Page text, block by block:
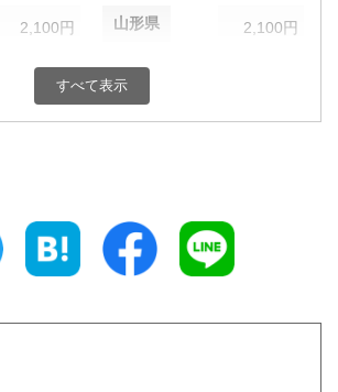
2,100円 山形県 2,100円
2,100円 茨城県
1,870円 群馬県 1,870円
1,870円 富山県
すべて表示